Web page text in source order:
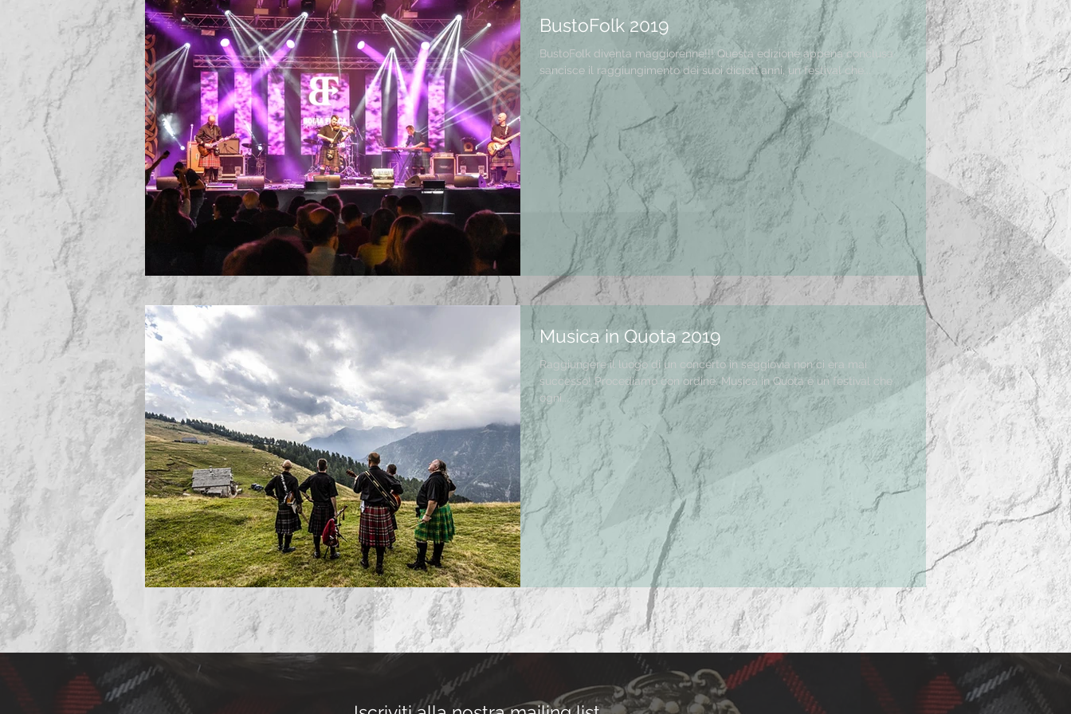
BustoFolk 2019
BustoFolk diventa maggiorenne!!! Questa edizione appena conclusa
sancisce il raggiungimento dei suoi diciott'anni, un festival che...
Musica in Quota 2019
Raggiungere il luogo di un concerto in seggiovia non ci era mai
successo! Procediamo con ordine: Musica in Quota è un festival che
ogni...